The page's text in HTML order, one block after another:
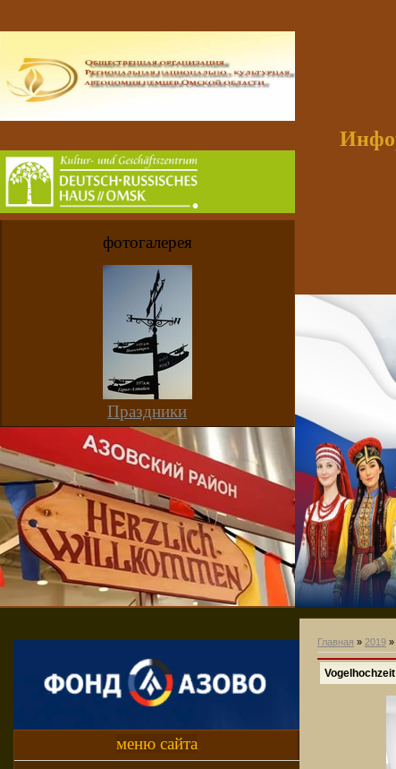
фотогалерея
Праздники
меню сайта
Главная » 2019 »
Vogelhochzeit